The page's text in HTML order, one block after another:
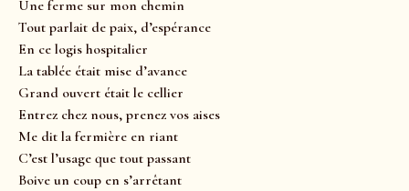
Une ferme sur mon chemin
Tout parlait de paix, d’espérance
En ce logis hospitalier
La tablée était mise d’avance
Grand ouvert était le cellier
Entrez chez nous, prenez vos aises
Me dit la fermière en riant
C’est l’usage que tout passant
Boive un coup en s’arrêtant